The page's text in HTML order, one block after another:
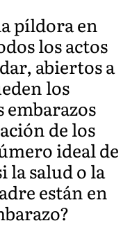
píldora en
los actos
abiertos a
los
embarazos
de los
ideal de
la salud o la
están en